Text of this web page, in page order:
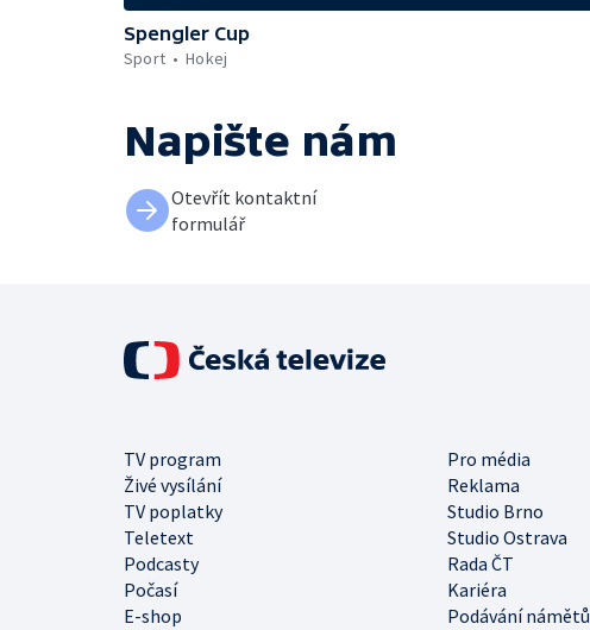
Spengler Cup
Sport
Hokej
Napište nám
Otevřít kontaktní
formulář
TV program
Pro média
Živé vysílání
Reklama
TV poplatky
Studio Brno
Teletext
Studio Ostrava
Podcasty
Rada ČT
Počasí
Kariéra
E-shop
Podávání námětů